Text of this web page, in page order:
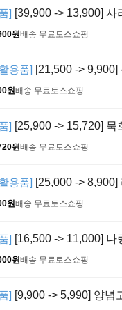
] [39,900 -> 13,900]
원배송 무료 토스쇼핑
용품] [21,500 ->
원배송 무료 토스쇼핑
] [25,900 -> 15,720] 묵
원배송 무료 토스쇼핑
용품] [25,000 ->
원배송 무료 토스쇼핑
] [16,500 -> 11,000]
원배송 무료 토스쇼핑
] [9,900 -> 5,990] 양념